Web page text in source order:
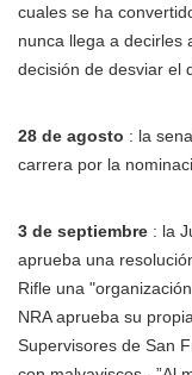
cuales se ha
nunca llega a decirles
decisión de desviar el
28 de agosto : la
carrera por la
3 de septiembre : la
aprueba una
Rifle una
NRA aprueba su
Supervisores de San